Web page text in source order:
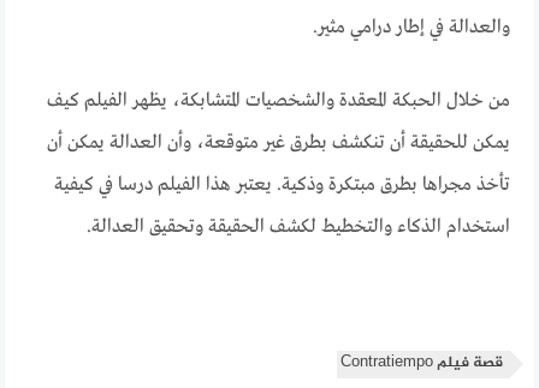
والعدالة في إطار درامي مثير.
من خلال الحبكة المعقدة والشخصيات المتشابكة، يظهر الفيلم كيف
يمكن للحقيقة أن تنكشف بطرق غير متوقعة، وأن العدالة يمكن أن
تأخذ مجراها بطرق مبتكرة وذكية. يعتبر هذا الفيلم درسا في كيفية
استخدام الذكاء والتخطيط لكشف الحقيقة وتحقيق العدالة.
قصة فيلم Contratiempo